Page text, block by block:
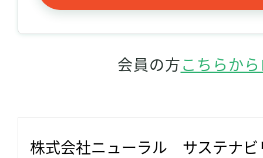
会員の方こちらか
株式会社ニューラル　サステナ